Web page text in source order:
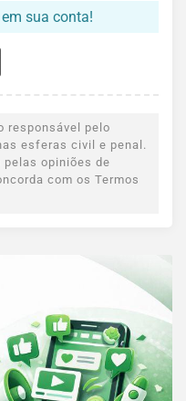
sua conta!
responsável pelo
esferas civil e penal.
opiniões de
com os Termos